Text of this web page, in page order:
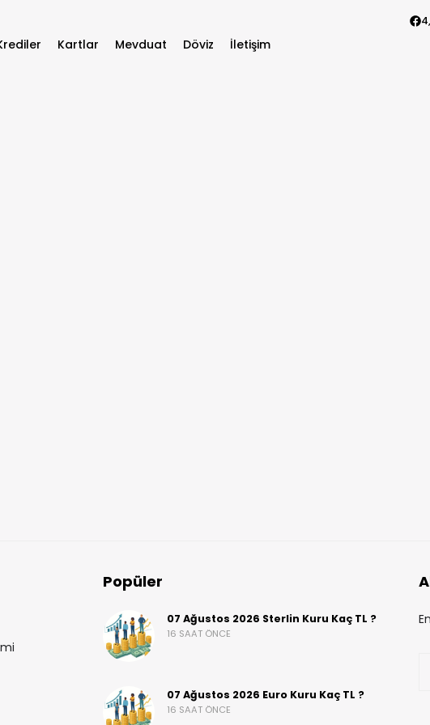
Kartlar Mevduat Döviz İletişim
Popüler
07 Ağustos 2026 Sterlin Kuru Kaç TL ?
16 SAAT ÖNCE
07 Ağustos 2026 Euro Kuru Kaç TL ?
16 SAAT ÖNCE